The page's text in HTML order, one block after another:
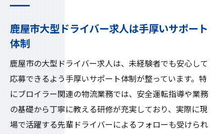
鹿屋市大型ドライバー求人は手厚いサポート
体制
鹿屋市の大型ドライバー求人は、未経験者でも安心して
応募できるよう手厚いサポート体制が整っています。特
にブロイラー関連の物流業務では、安全運転指導や業務
の基礎から丁寧に教える研修が充実しており、実際に現
場で活躍する先輩ドライバーによるフォローも受けられ